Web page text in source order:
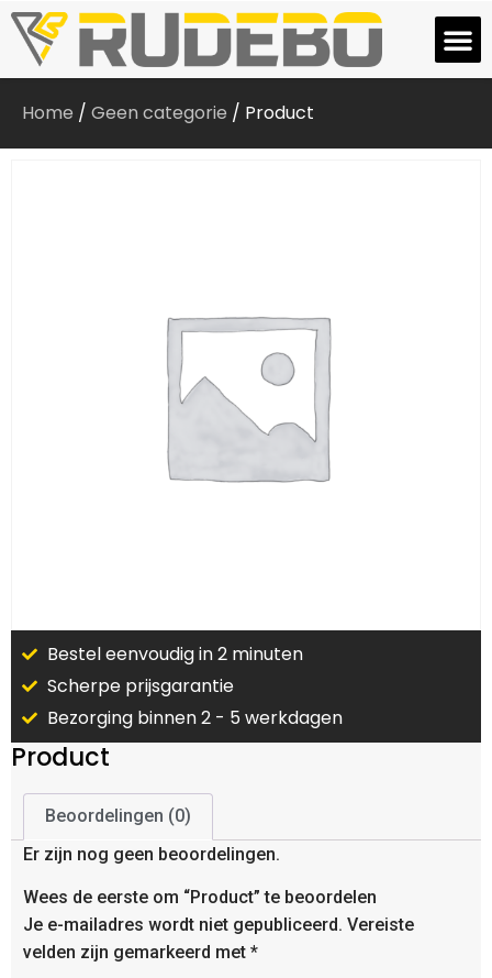
Home / Geen categorie / Product
Bestel eenvoudig in 2 minuten
Scherpe prijsgarantie
Bezorging binnen 2 - 5 werkdagen
Product
Beoordelingen (0)
Er zijn nog geen beoordelingen.
Wees de eerste om “Product” te beoordelen
Je e-mailadres wordt niet gepubliceerd. Vereiste
velden zijn gemarkeerd met *